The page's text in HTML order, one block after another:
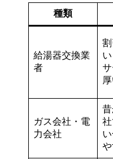
種類
給湯器交換業
者
ガス会社・電
力会社